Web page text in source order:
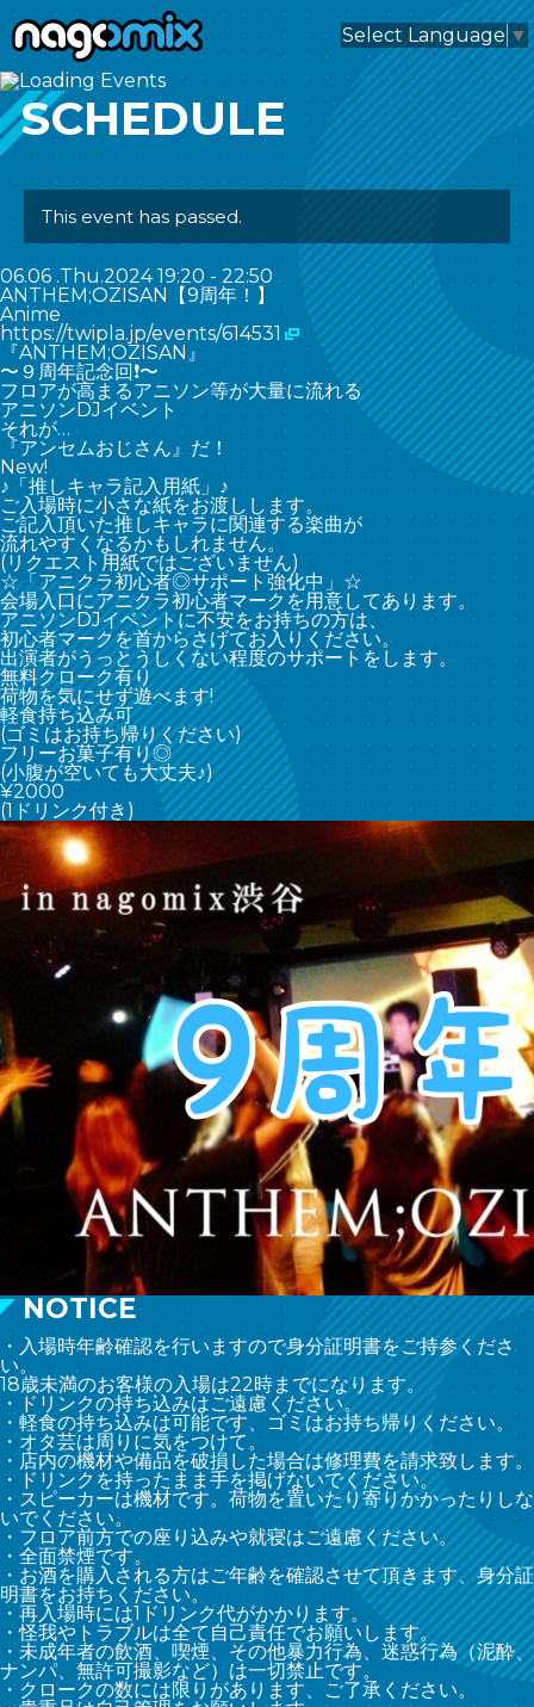
nagomix
Select Language ▼
SCHEDULE
This event has passed.
06.06 .Thu.2024 19:20 - 22:50
ANTHEM;OZISAN【9周年！】
Anime
https://twipla.jp/events/614531
『ANTHEM;OZISAN』
〜９周年記念回❗️〜
フロアが高まるアニソン等が大量に流れる
アニソンDJイベント
それが…
『アンセムおじさん』だ！
New!
♪「推しキャラ記入用紙」♪
ご入場時に小さな紙をお渡しします。
ご記入頂いた推しキャラに関連する楽曲が
流れやすくなるかもしれません。
(リクエスト用紙ではございません)
☆「アニクラ初心者◎サポート強化中」☆
会場入口にアニクラ初心者マークを用意してあります。
アニソンDJイベントに不安をお持ちの方は、
初心者マークを首からさげてお入りください。
出演者がうっとうしくない程度のサポートをします。
無料クローク有り
荷物を気にせず遊べます!
軽食持ち込み可
(ゴミはお持ち帰りください)
フリーお菓子有り◎
(小腹が空いても大丈夫♪)
¥2000
(1ドリンク付き)
NOTICE
・入場時年齢確認を行いますので身分証明書をご持参くださ
い。
18歳未満のお客様の入場は22時までになります。
・ドリンクの持ち込みはご遠慮ください。
・軽食の持ち込みは可能です、ゴミはお持ち帰りください。
・オタ芸は周りに気をつけて。
・店内の機材や備品を破損した場合は修理費を請求致します。
・ドリンクを持ったまま手を掲げないでください。
・スピーカーは機材です。荷物を置いたり寄りかかったりしな
いでください。
・フロア前方での座り込みや就寝はご遠慮ください。
・全面禁煙です。
・お酒を購入される方はご年齢を確認させて頂きます、身分証
明書をお持ちください。
・再入場時には1ドリンク代がかかります。
・怪我やトラブルは全て自己責任でお願いします。
・未成年者の飲酒、喫煙、その他暴力行為、迷惑行為（泥酔、
ナンパ、無許可撮影など）は一切禁止です。
・クロークの数には限りがあります、ご了承ください。